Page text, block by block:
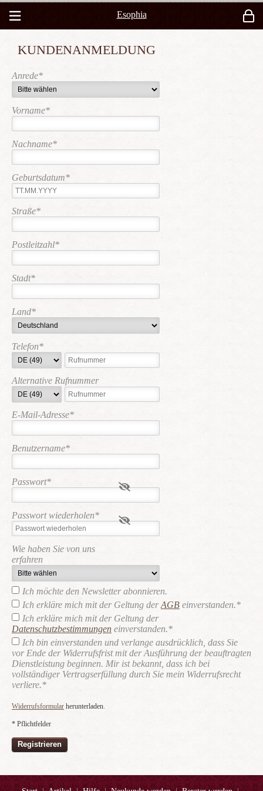
Esophia
KUNDENANMELDUNG
Anrede*
Vorname*
Nachname*
Geburtsdatum*
Straße*
Postleitzahl*
Stadt*
Land*
Telefon*
Alternative Rufnummer
E-Mail-Adresse*
Benutzername*
Passwort*
Passwort wiederholen*
Wie haben Sie von uns
erfahren
Ich möchte den Newsletter abonnieren.
Ich erkläre mich mit der Geltung der AGB einverstanden.*
Ich erkläre mich mit der Geltung der
Datenschutzbestimmungen einverstanden.*
Ich bin einverstanden und verlange ausdrücklich, dass Sie
vor Ende der Widerrufsfrist mit der Ausführung der beauftragten
Dienstleistung beginnen. Mir ist bekannt, dass ich bei
vollständiger Vertragserfüllung durch Sie mein Widerrufsrecht
verliere.*
Widerrufsformular herunterladen.
* Pflichtfelder